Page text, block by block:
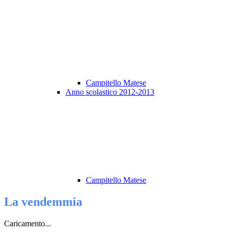
Campitello Matese
Anno scolastico 2012-2013
Campitello Matese
La vendemmia
Caricamento...